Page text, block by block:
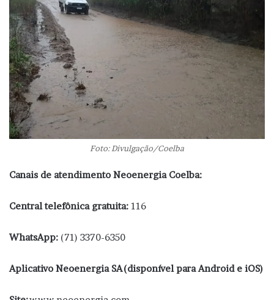
Foto: Divulgação/Coelba
Canais de atendimento Neoenergia Coelba:
Central telefônica gratuita: 116
WhatsApp: (71) 3370-6350
Aplicativo Neoenergia SA (disponível para Android e iOS)